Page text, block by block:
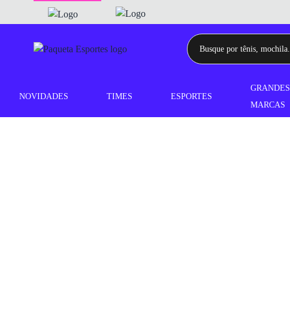
NOVIDADES TIMES ESPORTES
GRANDES
MARCAS